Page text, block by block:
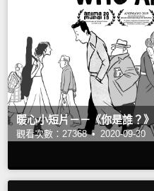
暖心小短片－－《你是誰？》
觀看次數：27368 • 2020-09-30